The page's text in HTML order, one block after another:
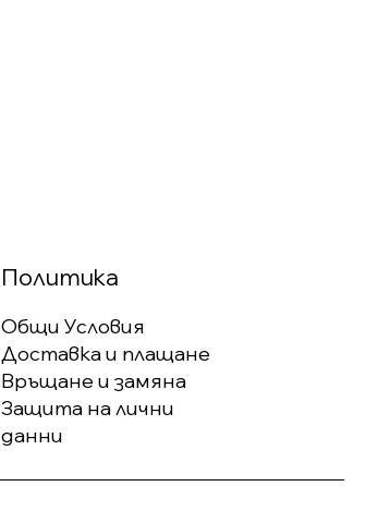
Политика
Общи Условия
Доставка и плащане
Връщане и замяна
Защита на лични
данни